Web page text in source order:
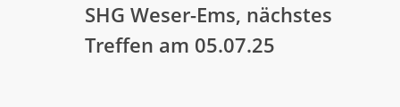
nächstes
Treffen
SHG Weser-Ems, nächstes
Treffen am 05.07.25